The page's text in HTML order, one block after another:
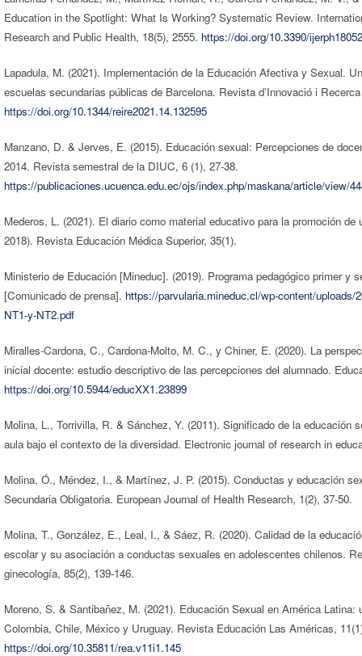
Education in the Spotlight: What Is Working? Systematic Review.
Research and Public Health, 18(5), 2555. https://doi.org/10.3390/
Lapadula, M. (2021). Implementación de la Educación Afectiva y Sexual.
escuelas secundarias públicas de Barcelona. Revista d’Innovació i
https://doi.org/10.1344/reire2021.14.132595
Manzano, D. & Jerves, E. (2015). Educación sexual: Percepciones de
2014. Revista semestral de la DIUC, 6 (1), 27-38.
https://publicaciones.ucuenca.edu.ec/ojs/index.php/maskana/article/view/
Mederos, L. (2021). El diario como material educativo para la promoción de
2018). Revista Educación Médica Superior, 35(1).
Ministerio de Educación [Mineduc]. (2019). Programa pedagógico primer y
[Comunicado de prensa]. https://parvularia.mineduc.cl/wp-content/uploads/
NT1-y-NT2.pdf
Miralles-Cardona, C., Cardona-Molto, M. C., y Chiner, E. (2020). La
inicial docente: estudio descriptivo de las percepciones del alumnado.
https://doi.org/10.5944/educXX1.23899
Molina, L., Torrivilla, R. & Sánchez, Y. (2011). Significado de la educación
aula bajo el contexto de la diversidad. Electronic journal of research in
Molina, Ó., Méndez, I., & Martínez, J. P. (2015). Conductas y educación
Secundaria Obligatoria. European Journal of Health Research, 1(2), 37-50.
Molina, T., González, E., Leal, I., & Sáez, R. (2020). Calidad de la
escolar y su asociación a conductas sexuales en adolescentes chilenos.
ginecología, 85(2), 139-146.
Moreno, S. & Santibañez, M. (2021). Educación Sexual en América Latina:
Colombia, Chile, México y Uruguay. Revista Educación Las Américas,
https://doi.org/10.35811/rea.v11i1.145